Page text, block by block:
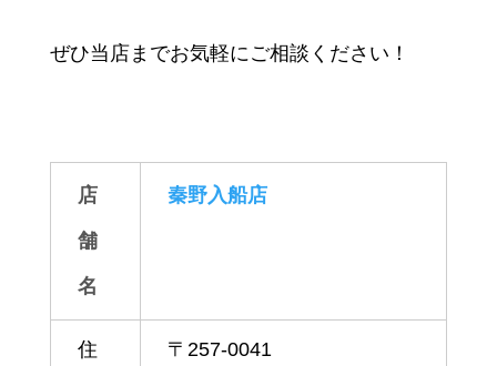
ぜひ当店までお気軽にご相談ください！
店
舗
名
秦野入船店
住 〒257-0041